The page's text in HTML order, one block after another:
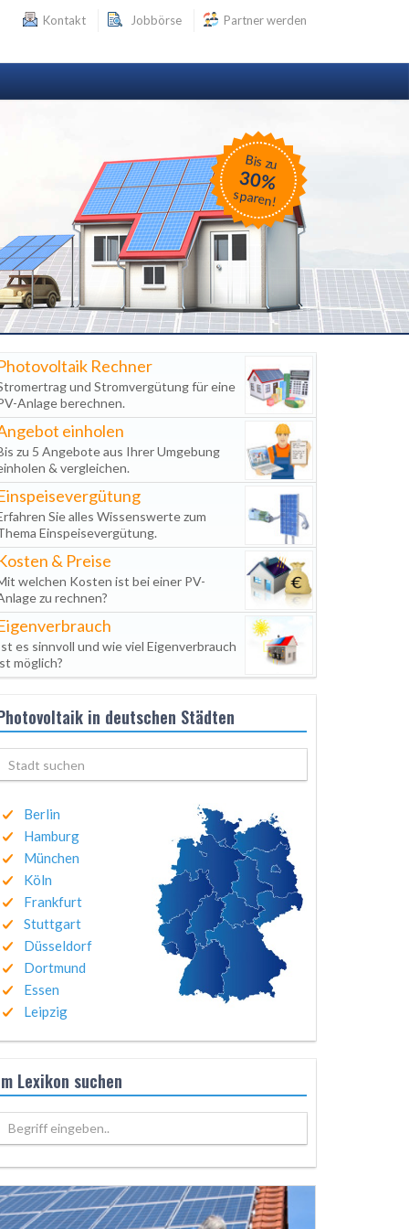
Kontakt Jobbörse Partner werden
Bis zu
30%
sparen!
Rechner
und Stromvergütung für eine
Anlage berechnen.
einholen
zu 5 Angebote aus Ihrer Umgebung
& vergleichen.
Sie alles Wissenswerte zum
Einspeisevergütung.
& Preise
welchen Kosten ist bei einer PV-
zu rechnen?
es sinnvoll und wie viel Eigenverbrauch
möglich?
in deutschen Städten
Berlin
Hamburg
München
Köln
Frankfurt
Stuttgart
Düsseldorf
Dortmund
Essen
Leipzig
Lexikon suchen
Begriff eingeben..